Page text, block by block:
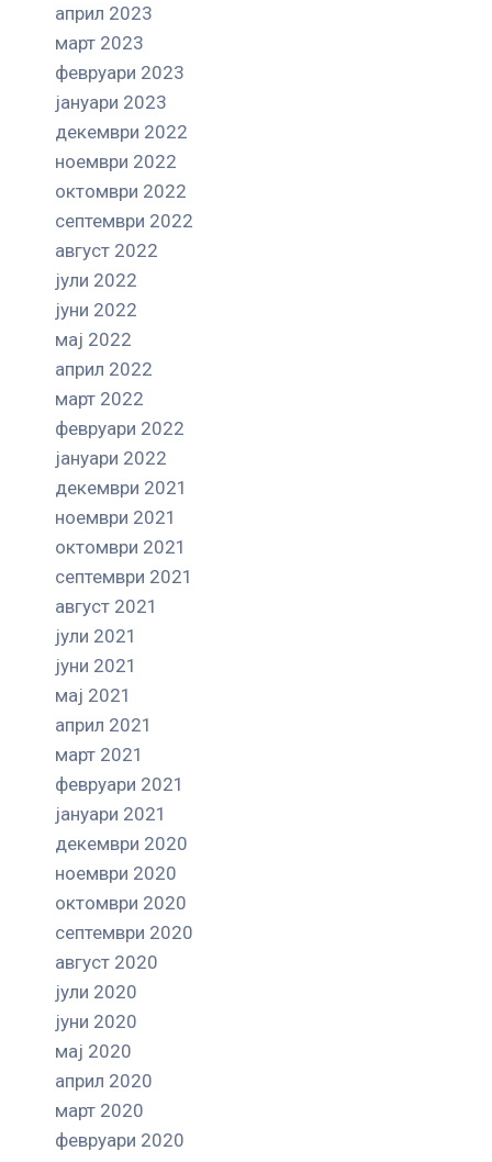
април 2023
март 2023
февруари 2023
јануари 2023
декември 2022
ноември 2022
октомври 2022
септември 2022
август 2022
јули 2022
јуни 2022
мај 2022
април 2022
март 2022
февруари 2022
јануари 2022
декември 2021
ноември 2021
октомври 2021
септември 2021
август 2021
јули 2021
јуни 2021
мај 2021
април 2021
март 2021
февруари 2021
јануари 2021
декември 2020
ноември 2020
октомври 2020
септември 2020
август 2020
јули 2020
јуни 2020
мај 2020
април 2020
март 2020
февруари 2020